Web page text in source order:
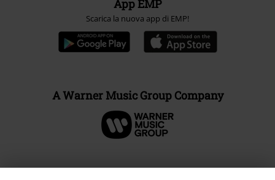
App EMP
Scarica la nuova app di EMP!
A Warner Music Group Company